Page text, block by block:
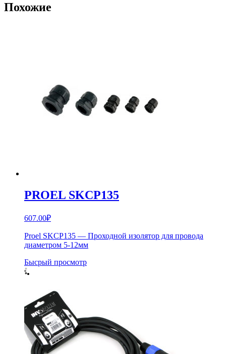
Похожие
PROEL SKCP135
607.00₽
Proel SKCP135 — Проходной изолятор для провода
диаметром 5-12мм
Бысрый просмотр